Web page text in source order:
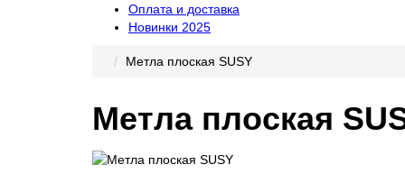
Оплата и доставка
Новинки 2025
Метла плоская SUSY
Метла плоская